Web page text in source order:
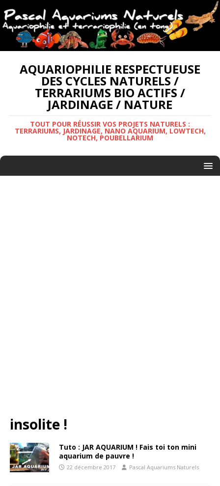
AQUARIOPHILIE RESPECTUEUSE
DES CYCLES NATURELS /
TERRARIUMS BIO ACTIFS /
JARDINAGE / NATURE
TOUT POUR RÉUSSIR VOS PROJETS NATURELS :
TERRARIUMS, JARDINAGE, NANO AQUARIUM, LOWTECH,
NOTECH, POUBELLARIUM
insolite !
Tuto : JAR AQUARIUM ! Fais toi ton mini
aquarium de pauvre !
22 décembre 2017 Pascal Aquariums Naturels